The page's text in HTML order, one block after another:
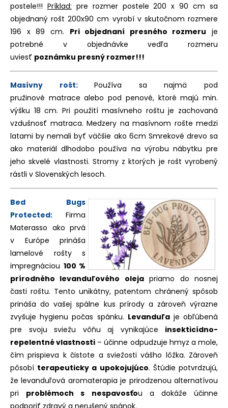
postele!!! Príklad: pre rozmer postele 200 x 90 cm sa
objednaný rošt 200x90 cm vyrobí v skutočnom rozmere
196 x 89 cm. Pri objednaní presného rozmeru je
potrebné v objednávke vedľa rozmeru
uviesť poznámku presný rozmer!!!
Masívny rošt:
Používa sa najmä pod
pružinové matrace alebo pod penové, ktoré majú min.
výšku 18 cm. Pri použití masívneho roštu je zachovaná
vzdušnosť matraca. Medzery na masívnom rošte medzi
latami by nemali byť väčšie ako 6cm Smrekové drevo sa
ako materiál dlhodobo používa na výrobu nábytku pre
jeho skvelé vlastnosti. Stromy z ktorých je rošt vyrobený
rástli v Slovenských lesoch.
Bed Bugs
Protected:
Firma
Materasso ako prvá
v Európe prináša
lamelové rošty s
impregnáciou 100 %
prírodného levanduľového olejapriamo do nosnej
časti roštu. Tento unikátny, patentom chránený spôsob
prináša do vašej spálne kus prírody a zároveň výrazne
zvyšuje hygienu počas spánku. Levanduľaje obľúbená
pre svoju sviežu vôňu aj vynikajúce insekticídno-
repelentné vlastnosti – účinne odpudzuje hmyz a mole,
čím prispieva k čistote a sviežosti vášho lôžka. Zároveň
pôsobí terapeuticky a upokojujúco. Štúdie potvrdzujú,
že levanduľová aromaterapia je prirodzenou alternatívou
pri problémoch s nespavosťou a dokáže účinne
podporiť zdravý a nerušený spánok.